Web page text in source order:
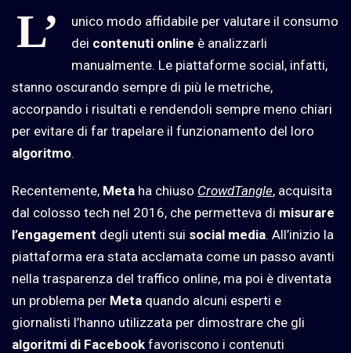
L’
unico modo affidabile per valutare il consumo
dei contenuti online è analizzarli
manualmente. Le piattaforme social, infatti,
stanno oscurando sempre di più le metriche,
accorpando i risultati e rendendoli sempre meno chiari
per evitare di far trapelare il funzionamento del loro
algoritmo.
Recentemente, Meta ha chiuso CrowdTangle, acquisita
dal colosso tech nel 2016, che permetteva di misurare
l’engagement degli utenti sui social media. All’inizio la
piattaforma era stata acclamata come un passo avanti
nella trasparenza del traffico online, ma poi è diventata
un problema per Meta quando alcuni esperti e
giornalisti l’hanno utilizzata per dimostrare che gli
algoritmi di Facebook favoriscono i contenuti